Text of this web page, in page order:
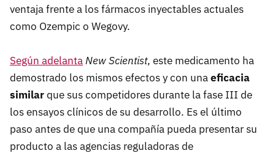
ventaja frente a los fármacos inyectables actuales
como Ozempic o Wegovy.
Según adelantaNew Scientist, este medicamento ha
demostrado los mismos efectos y con unaeficacia
similarque sus competidores durante la fase III de
los ensayos clínicos de su desarrollo. Es el último
paso antes de que una compañía pueda presentar su
producto a las agencias reguladoras de